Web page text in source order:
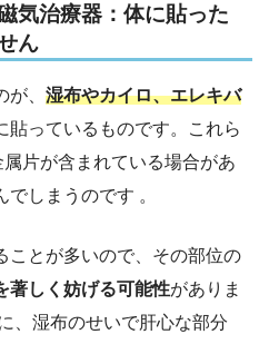
気治療器：体に貼った
ん
、 湿布やカイロ、エレキバ
貼っているものです。これら
片が含まれている場合があ
しまうのです 。
ことが多いので、その部位の
著しく妨げる可能性がありま
、湿布のせいで肝心な部分